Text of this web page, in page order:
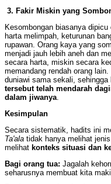
3. Fakir Miskin yang
Kesombongan biasanya
harta melimpah, keturunan
rupawan. Orang kaya yang
menjadi jauh lebih aneh dan
secara harta, miskin secara
memandang rendah orang
duniawi sama sekali,
tersebut telah mendarah
dalam jiwanya.
Kesimpulan
Secara sistematik, hadits ini
Ta'ala tidak hanya melihat
melihat konteks situasi dan
Bagi orang tua: Jagalah
seharusnya membuat kita